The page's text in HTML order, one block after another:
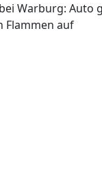
Warburg: Auto
Flammen auf